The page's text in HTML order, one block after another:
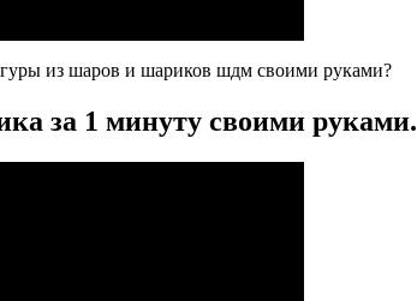
из шаров и шариков шдм своими руками?
за 1 минуту своими руками.